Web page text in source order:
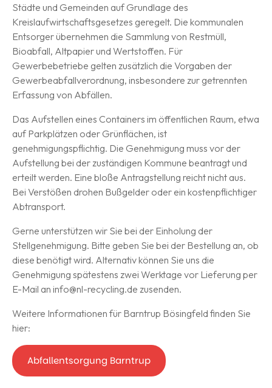
Städte und Gemeinden auf Grundlage des
Kreislaufwirtschaftsgesetzes geregelt. Die kommunalen
Entsorger übernehmen die Sammlung von Restmüll,
Bioabfall, Altpapier und Wertstoffen. Für
Gewerbebetriebe gelten zusätzlich die Vorgaben der
Gewerbeabfallverordnung, insbesondere zur getrennten
Erfassung von Abfällen.
Das Aufstellen eines Containers im öffentlichen Raum, etwa
auf Parkplätzen oder Grünflächen, ist
genehmigungspflichtig. Die Genehmigung muss vor der
Aufstellung bei der zuständigen Kommune beantragt und
erteilt werden. Eine bloße Antragstellung reicht nicht aus.
Bei Verstößen drohen Bußgelder oder ein kostenpflichtiger
Abtransport.
Gerne unterstützen wir Sie bei der Einholung der
Stellgenehmigung. Bitte geben Sie bei der Bestellung an, ob
diese benötigt wird. Alternativ können Sie uns die
Genehmigung spätestens zwei Werktage vor Lieferung per
E-Mail an info@nl-recycling.de zusenden.
Weitere Informationen für Barntrup Bösingfeld finden Sie
hier:
Abfallentsorgung Barntrup